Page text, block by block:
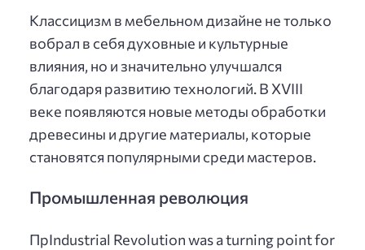
Классицизм в мебельном дизайне не только
вобрал в себя духовные и культурные
влияния, но и значительно улучшался
благодаря развитию технологий. В XVIII
веке появляются новые методы обработки
древесины и другие материалы, которые
становятся популярными среди мастеров.
Промышленная революция
ПрIndustrial Revolution was a turning point for